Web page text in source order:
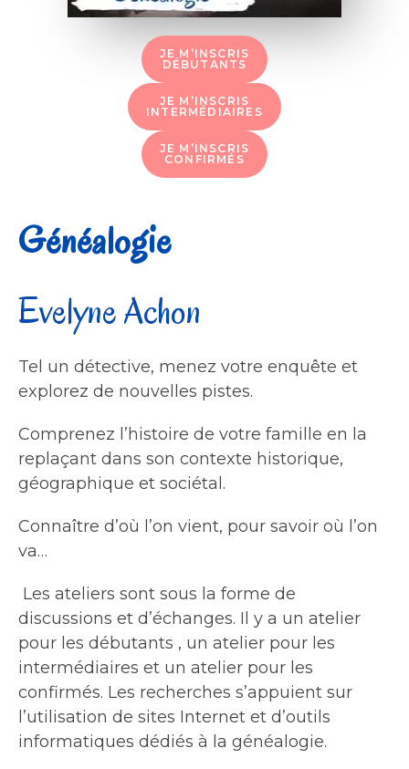
JE M’INSCRIS
DÉBUTANTS
JE M’INSCRIS
INTERMÉDIAIRES
JE M’INSCRIS
CONFIRMÉS
Généalogie
Evelyne Achon
Tel un détective, menez votre enquête et
explorez de nouvelles pistes.
Comprenez l’histoire de votre famille en la
replaçant dans son contexte historique,
géographique et sociétal.
Connaître d’où l’on vient, pour savoir où l’on
va…
Les ateliers sont sous la forme de
discussions et d’échanges. Il y a un atelier
pour les débutants , un atelier pour les
intermédiaires et un atelier pour les
confirmés. Les recherches s’appuient sur
l’utilisation de sites Internet et d’outils
informatiques dédiés à la généalogie.